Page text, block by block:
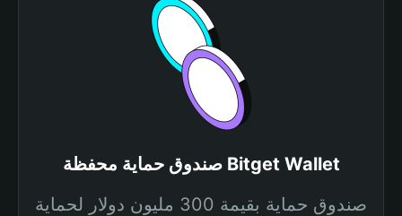
صندوق حماية محفظة Bitget Wallet
صندوق حماية بقيمة 300 مليون دولار لحماية